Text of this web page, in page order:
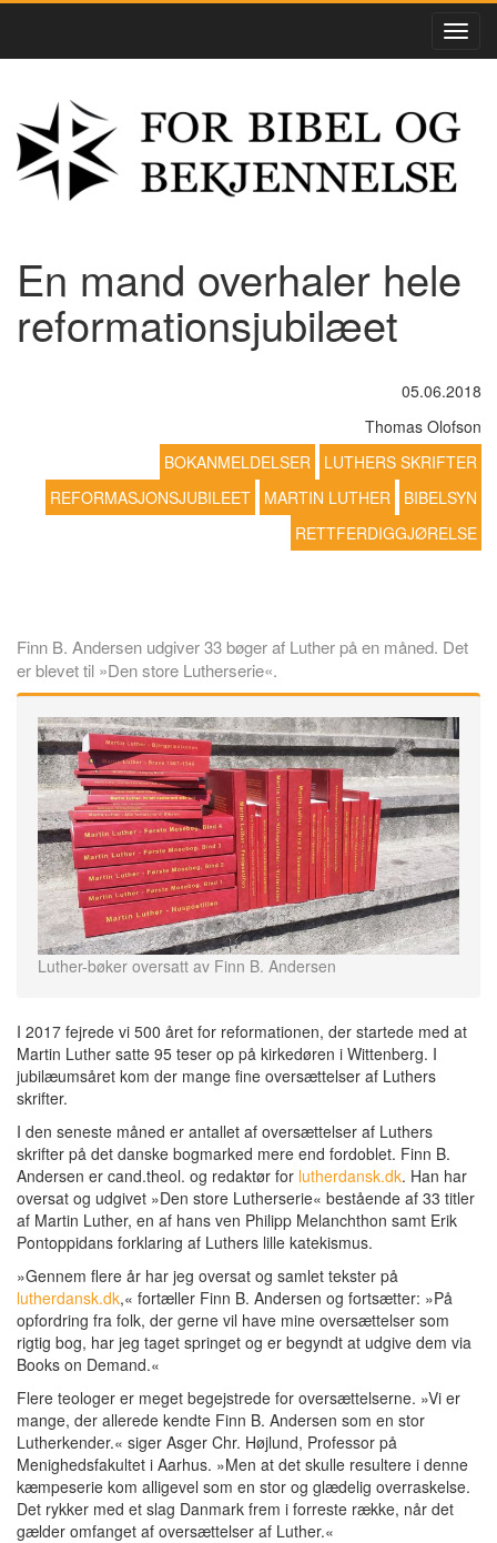
En mand overhaler hele
reformationsjubilæet
05.06.2018
Thomas Olofson
BOKANMELDELSER
LUTHERS SKRIFTER
REFORMASJONSJUBILEET
MARTIN LUTHER
BIBELSYN
RETTFERDIGGJØRELSE
Finn B. Andersen udgiver 33 bøger af Luther på en måned. Det
er blevet til »Den store Lutherserie«.
Luther-bøker oversatt av Finn B. Andersen
I 2017 fejrede vi 500 året for reformationen, der startede med at
Martin Luther satte 95 teser op på kirkedøren i Wittenberg. I
jubilæumsåret kom der mange fine oversættelser af Luthers
skrifter.
I den seneste måned er antallet af oversættelser af Luthers
skrifter på det danske bogmarked mere end fordoblet. Finn B.
Andersen er cand.theol. og redaktør for lutherdansk.dk. Han har
oversat og udgivet »Den store Lutherserie« bestående af 33 titler
af Martin Luther, en af hans ven Philipp Melanchthon samt Erik
Pontoppidans forklaring af Luthers lille katekismus.
»Gennem flere år har jeg oversat og samlet tekster på
lutherdansk.dk,« fortæller Finn B. Andersen og fortsætter: »På
opfordring fra folk, der gerne vil have mine oversættelser som
rigtig bog, har jeg taget springet og er begyndt at udgive dem via
Books on Demand.«
Flere teologer er meget begejstrede for oversættelserne. »Vi er
mange, der allerede kendte Finn B. Andersen som en stor
Lutherkender.« siger Asger Chr. Højlund, Professor på
Menighedsfakultet i Aarhus. »Men at det skulle resultere i denne
kæmpeserie kom alligevel som en stor og glædelig overraskelse.
Det rykker med et slag Danmark frem i forreste række, når det
gælder omfanget af oversættelser af Luther.«